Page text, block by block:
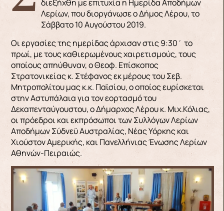
διεξήχθη με επιτυχία η Ημερίδα Αποδήμων
Λερίων, που διοργάνωσε ο Δήμος Λέρου, το
Σάββατο 10 Αυγούστου 2019.
Οι εργασίες της ημερίδας άρχισαν στις 9:30΄ το
πρωί, με τους καθιερωμένους χαιρετισμούς, τους
οποίους απηύθυναν, ο Θεοφ. Επίσκοπος
Στρατονικείας κ. Στέφανος εκ μέρους του Σεβ.
Μητροπολίτου μας κ.κ. Παϊσίου, ο οποίος ευρίσκεται
στην Αστυπάλαια για τον εορτασμό του
Δεκαπενταύγουστου, ο Δήμαρχος Λέρου κ. Μιχ.Κόλιας,
οι πρόεδροι και εκπρόσωποι των Συλλόγων Λερίων
Αποδήμων Σύδνεϋ Αυστραλίας, Νέας Υόρκης και
Χιούστον Αμερικής, και Πανελλήνιας Ένωσης Λερίων
Αθηνών-Πειραιώς.